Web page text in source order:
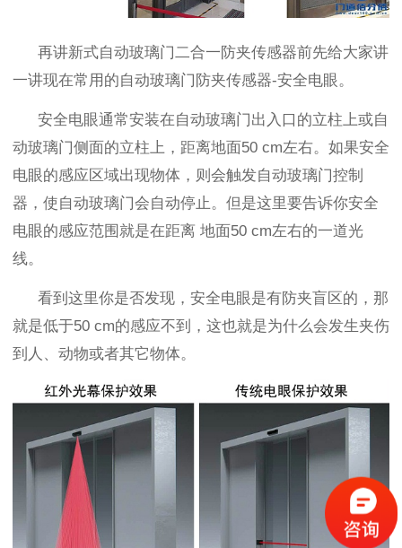
再讲新式自动玻璃门二合一防夹传感器前先给大家讲
一讲现在常用的自动玻璃门防夹传感器-安全电眼。
安全电眼通常安装在自动玻璃门出入口的立柱上或自
动玻璃门侧面的立柱上，距离地面50 cm左右。如果安全
电眼的感应区域出现物体，则会触发自动玻璃门控制
器，使自动玻璃门会自动停止。 但是这里要告诉你安全
电眼的感应范围就是在距离 地面50 cm左右的一道光
线。
看到这里你是否发现，安全电眼是有防夹盲区的，那
就是低于50 cm的感应不到，这也就是为什么会发生夹伤
到人、动物或者其它物体。